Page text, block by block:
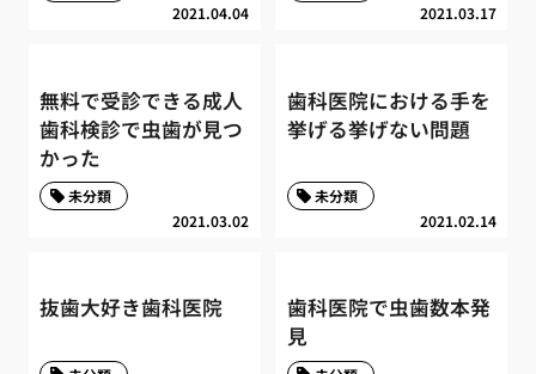
2021.04.04 2021.03.17
無料で受診できる成人
歯科検診で虫歯が見つ
かった
2021.03.02
未分類
歯科医院における手を
挙げる挙げない問題
2021.02.14
未分類
抜歯大好き歯科医院
歯科医院で虫歯数本発
見